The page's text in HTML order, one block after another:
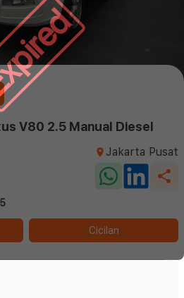
Cab Maxus V80 2.5 Manual Diesel
Jakarta Pusat
Cicilan